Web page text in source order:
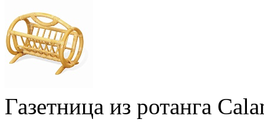
Газетница из ротанга